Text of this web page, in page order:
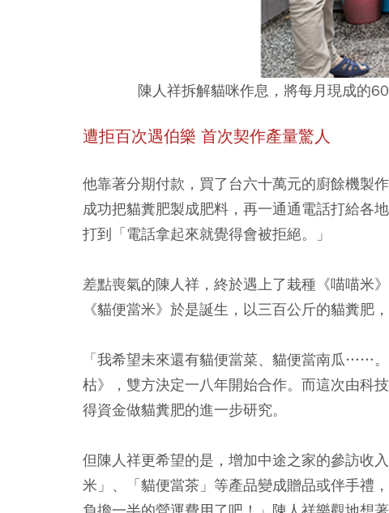
陳人祥拆解貓咪作息，將每月現成的
遭拒百次遇伯樂 首次契作產量驚人
他靠著分期付款，買了台六十萬元的廚餘機製
成功把貓糞肥製成肥料，再一通通電話打給各
打到「電話拿起來就覺得會被拒絕。」
差點喪氣的陳人祥，終於遇上了栽種《喵喵米
《貓便當米》於是誕生，以三百公斤的貓糞肥
「我希望未來還有貓便當菜、貓便當南瓜……
枯》，雙方決定一八年開始合作。而這次由科
得資金做貓糞肥的進一步研究。
但陳人祥更希望的是，增加中途之家的參訪收
米」、「貓便當茶」等產品變成贈品或伴手禮